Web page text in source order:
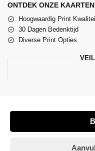
ONTDEK ONZE KAARTEN
Hoogwaardig Print
30 Dagen Bedenktijd
Diverse Print Opties